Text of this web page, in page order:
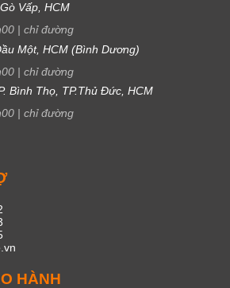
Vấp, HCM
| chỉ đường
Một, HCM (Bình Dương)
| chỉ đường
Bình Thọ, TP.Thủ Đức, HCM
| chỉ đường
HÀNH